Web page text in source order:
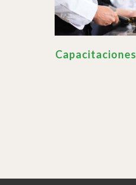
Capacitaciones